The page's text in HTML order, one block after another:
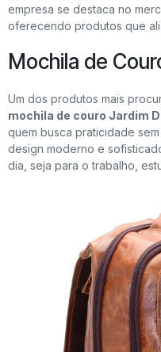
empresa se destaca no
oferecendo produtos que
Mochila de
Um dos produtos mais
mochila de couro Jardim
quem busca praticidade
design moderno e
dia, seja para o trabalho,